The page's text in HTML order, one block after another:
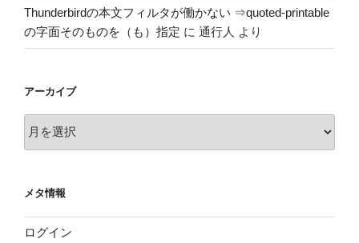
Thunderbirdの本文フィルタが働かない ⇒quoted-printable
の字面そのものを（も）指定 に 通行人 より
アーカイブ
ー
ブ
メタ情報
ログイン